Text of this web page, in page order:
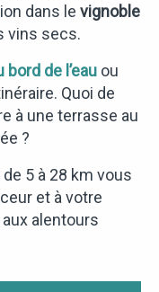
dans le vignoble
vins secs.
de l’eau ou
Quoi de
à une terrasse au
?
de 5 à 28 km vous
et à votre
alentours